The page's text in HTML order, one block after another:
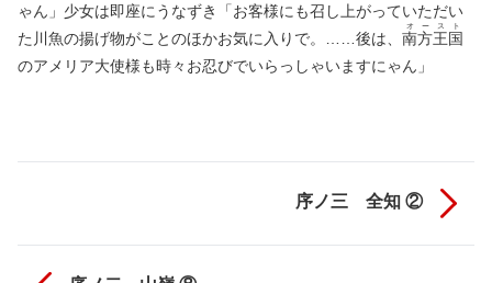
ゃん」少女は即座にうなずき「お客様にも召し上がっていただい
た川魚の揚げ物がことのほかお気に入りで。……後は、 南
オ
方
ー
王
ス
国
ト
のアメリア大使様も時々お忍びでいらっしゃいますにゃん」
序ノ三 全知 ②